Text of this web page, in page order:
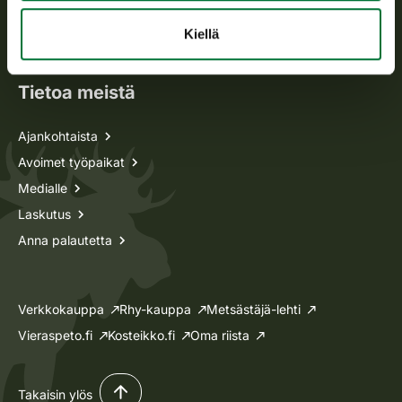
Kiellä
Oma riista -asiat
Tietoa meistä
Ajankohtaista
Avoimet työpaikat
Medialle
Laskutus
Anna palautetta
Verkkokauppa Rhy-kauppa
Metsästäjä-lehti
Vieraspeto.fi
Kosteikko.fi Oma riista
Takaisin ylös